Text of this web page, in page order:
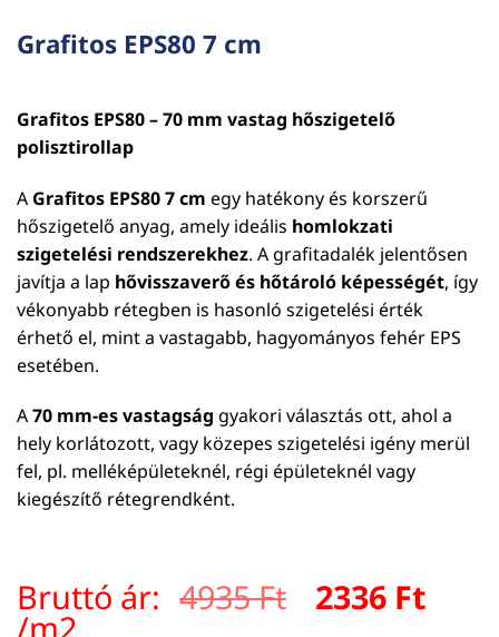
Grafitos EPS80 7 cm
Grafitos EPS80 – 70 mm vastag hőszigetelő
polisztirollap
A Grafitos EPS80 7 cm egy hatékony és korszerű
hőszigetelő anyag, amely ideális homlokzati
szigetelési rendszerekhez. A grafitadalék jelentősen
javítja a lap hővisszaverő és hőtároló képességét, így
vékonyabb rétegben is hasonló szigetelési érték
érhető el, mint a vastagabb, hagyományos fehér EPS
esetében.
A70 mm-es vastagság gyakori választás ott, ahol a
hely korlátozott, vagy közepes szigetelési igény merül
fel, pl. melléképületeknél, régi épületeknél vagy
kiegészítő rétegrendként.
Bruttó ár: 4935Ft Original
2336 Ft
/m2